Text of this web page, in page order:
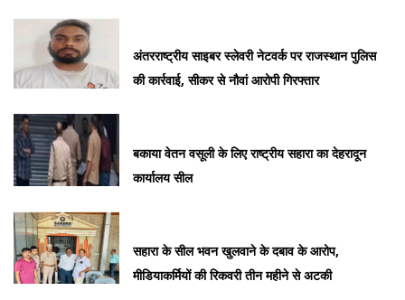
अंतरराष्ट्रीय साइबर स्लेवरी नेटवर्क पर राजस्थान पुलिस
की कार्रवाई, सीकर से नौवां आरोपी गिरफ्तार
बकाया वेतन वसूली के लिए राष्ट्रीय सहारा का देहरादून
कार्यालय सील
सहारा के सील भवन खुलवाने के दबाव के आरोप,
मीडियाकर्मियों की रिकवरी तीन महीने से अटकी